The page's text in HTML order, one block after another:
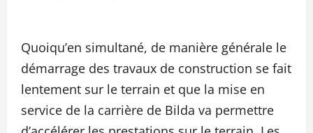
Quoiqu’en simultané, de manière générale le
démarrage des travaux de construction se fait
lentement sur le terrain et que la mise en
service de la carrière de Bilda va permettre